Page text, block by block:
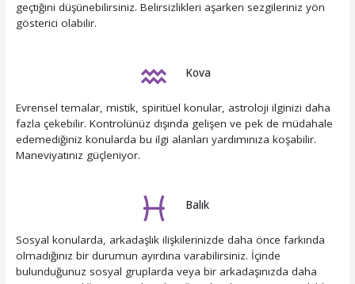
geçtiğini düşünebilirsiniz. Belirsizlikleri aşarken sezgileriniz yön
gösterici olabilir.
Kova
Evrensel temalar, mistik, spiritüel konular, astroloji ilginizi daha
fazla çekebilir. Kontrolünüz dışında gelişen ve pek de müdahale
edemediğiniz konularda bu ilgi alanları yardımınıza koşabilir.
Maneviyatınız güçleniyor.
Balık
Sosyal konularda, arkadaşlık ilişkilerinizde daha önce farkında
olmadığınız bir durumun ayırdına varabilirsiniz. İçinde
bulunduğunuz sosyal gruplarda veya bir arkadaşınızda daha